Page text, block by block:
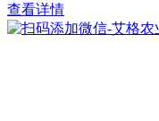
查看详情